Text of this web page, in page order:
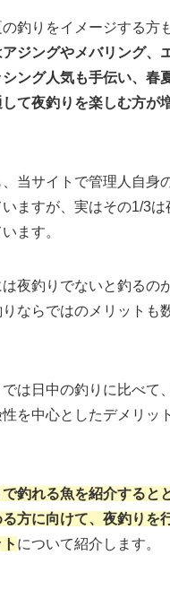
釣りをイメージする方
ジングやメバリング、
ング人気も手伝い、春
て夜釣りを楽しむ方が
当サイトで管理人自身
ますが、実はその1/3は
ます。
夜釣りでないと釣るの
ならではのメリットも
は日中の釣りに比べて
を中心としたデメリッ
釣れる魚を紹介すると
方に向けて、夜釣りを
について紹介します。